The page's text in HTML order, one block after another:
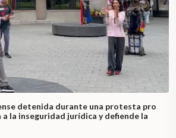
detenida durante una protesta pro
la inseguridad jurídica y defiende la